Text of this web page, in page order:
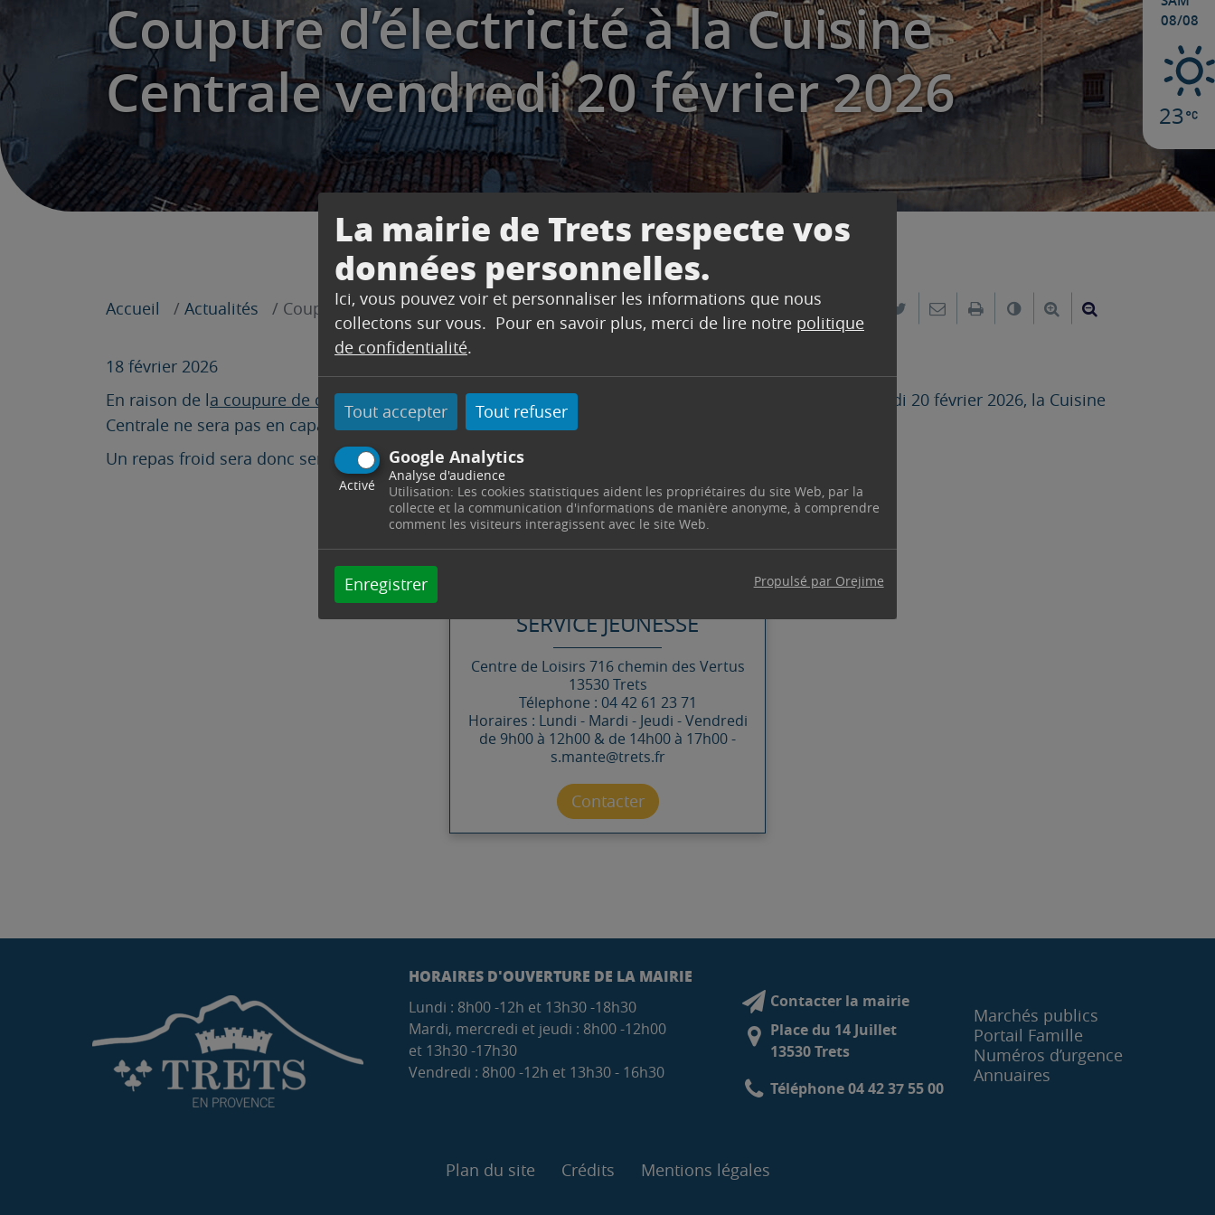
La mairie de Trets respecte vos
données personnelles.
Ici, vous pouvez voir et personnaliser les informations que nous
collectons sur vous. Pour en savoir plus, merci de lire notre politique
de confidentialité.
Tout accepter Tout refuser
Google Analytics
Activé
Analyse d'audience
Utilisation: Les cookies statistiques aident les propriétaires du site Web, par la
collecte et la communication d'informations de manière anonyme, à comprendre
comment les visiteurs interagissent avec le site Web.
Enregistrer Propulsé par Orejime
08/08
23
Coupure d’électricité à la Cuisine
Centrale vendredi 20 février 2026
Accueil Actualités Coupure d’électricité à la Cuisine Centrale vendredi 20 février 2026 Partager sur Facebook
Partager sur Twitter
Envoyer par e-mail
ImprimerChanger le contraste
Agrandir le texte
18 février 2026
En raison de la coupure de courant
qui va impacter le chemin des Vertus toute la matinée du vendredi 20 février 2026, la Cuisine
Centrale ne sera pas en capacité de préparer un repas chaud pour le Centre de Loisirs.
Un repas froid sera donc servi aux enfants.
SERVICE JEUNESSE
Centre de Loisirs 716 chemin des Vertus
13530 Trets
Télephone : 04 42 61 23 71
Horaires : Lundi - Mardi - Jeudi - Vendredi
de 9h00 à 12h00 & de 14h00 à 17h00 -
s.mante@trets.fr
Contacter par mail
Contacter
HORAIRES D'OUVERTURE DE LA MAIRIE
Lundi : 8h00 -12h et 13h30 -18h30
Mardi, mercredi et jeudi : 8h00 -12h00
et 13h30 -17h30
Vendredi : 8h00 -12h et 13h30 - 16h30
Contacter la mairie
Place du 14 Juillet
13530 Trets
Téléphone 04 42 37 55 00
Marchés publics
Portail Famille
Numéros d’urgence
Annuaires
Plan du site Crédits Mentions légales